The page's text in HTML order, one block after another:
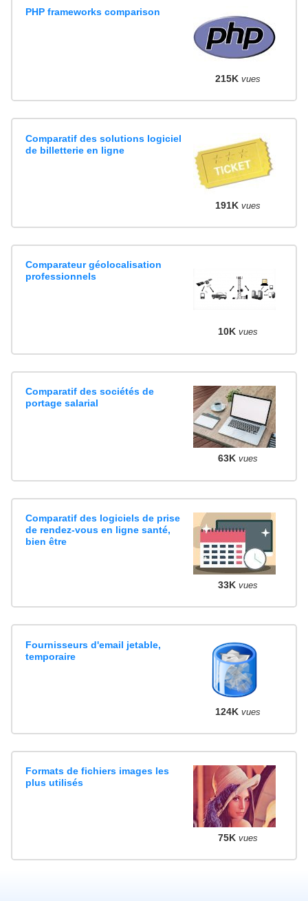
PHP frameworks comparison
215K vues
Comparatif des solutions logiciel
de billetterie en ligne
191K vues
Comparateur géolocalisation
professionnels
10K vues
Comparatif des sociétés de
portage salarial
63K vues
Comparatif des logiciels de prise
de rendez-vous en ligne santé,
bien être
33K vues
Fournisseurs d'email jetable,
temporaire
124K vues
Formats de fichiers images les
plus utilisés
75K vues